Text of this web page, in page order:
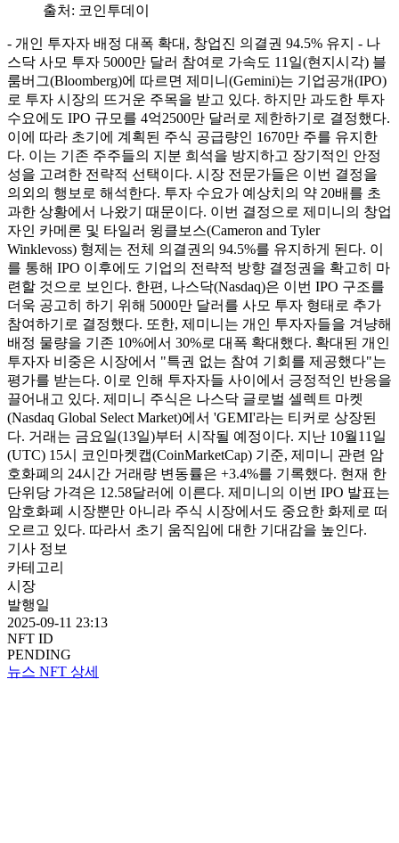
출처: 코인투데이
- 개인 투자자 배정 대폭 확대, 창업진 의결권 94.5% 유지 - 나
스닥 사모 투자 5000만 달러 참여로 가속도 11일(현지시각) 블
룸버그(Bloomberg)에 따르면 제미니(Gemini)는 기업공개(IPO)
로 투자 시장의 뜨거운 주목을 받고 있다. 하지만 과도한 투자
수요에도 IPO 규모를 4억2500만 달러로 제한하기로 결정했다.
이에 따라 초기에 계획된 주식 공급량인 1670만 주를 유지한
다. 이는 기존 주주들의 지분 희석을 방지하고 장기적인 안정
성을 고려한 전략적 선택이다. 시장 전문가들은 이번 결정을
의외의 행보로 해석한다. 투자 수요가 예상치의 약 20배를 초
과한 상황에서 나왔기 때문이다. 이번 결정으로 제미니의 창업
자인 카메론 및 타일러 윙클보스(Cameron and Tyler
Winklevoss) 형제는 전체 의결권의 94.5%를 유지하게 된다. 이
를 통해 IPO 이후에도 기업의 전략적 방향 결정권을 확고히 마
련할 것으로 보인다. 한편, 나스닥(Nasdaq)은 이번 IPO 구조를
더욱 공고히 하기 위해 5000만 달러를 사모 투자 형태로 추가
참여하기로 결정했다. 또한, 제미니는 개인 투자자들을 겨냥해
배정 물량을 기존 10%에서 30%로 대폭 확대했다. 확대된 개인
투자자 비중은 시장에서 "특권 없는 참여 기회를 제공했다"는
평가를 받는다. 이로 인해 투자자들 사이에서 긍정적인 반응을
끌어내고 있다. 제미니 주식은 나스닥 글로벌 셀렉트 마켓
(Nasdaq Global Select Market)에서 'GEMI'라는 티커로 상장된
다. 거래는 금요일(13일)부터 시작될 예정이다. 지난 10월11일
(UTC) 15시 코인마켓캡(CoinMarketCap) 기준, 제미니 관련 암
호화폐의 24시간 거래량 변동률은 +3.4%를 기록했다. 현재 한
단위당 가격은 12.58달러에 이른다. 제미니의 이번 IPO 발표는
암호화폐 시장뿐만 아니라 주식 시장에서도 중요한 화제로 떠
오르고 있다. 따라서 초기 움직임에 대한 기대감을 높인다.
기사 정보
카테고리
시장
발행일
2025-09-11 23:13
NFT ID
PENDING
뉴스 NFT 상세